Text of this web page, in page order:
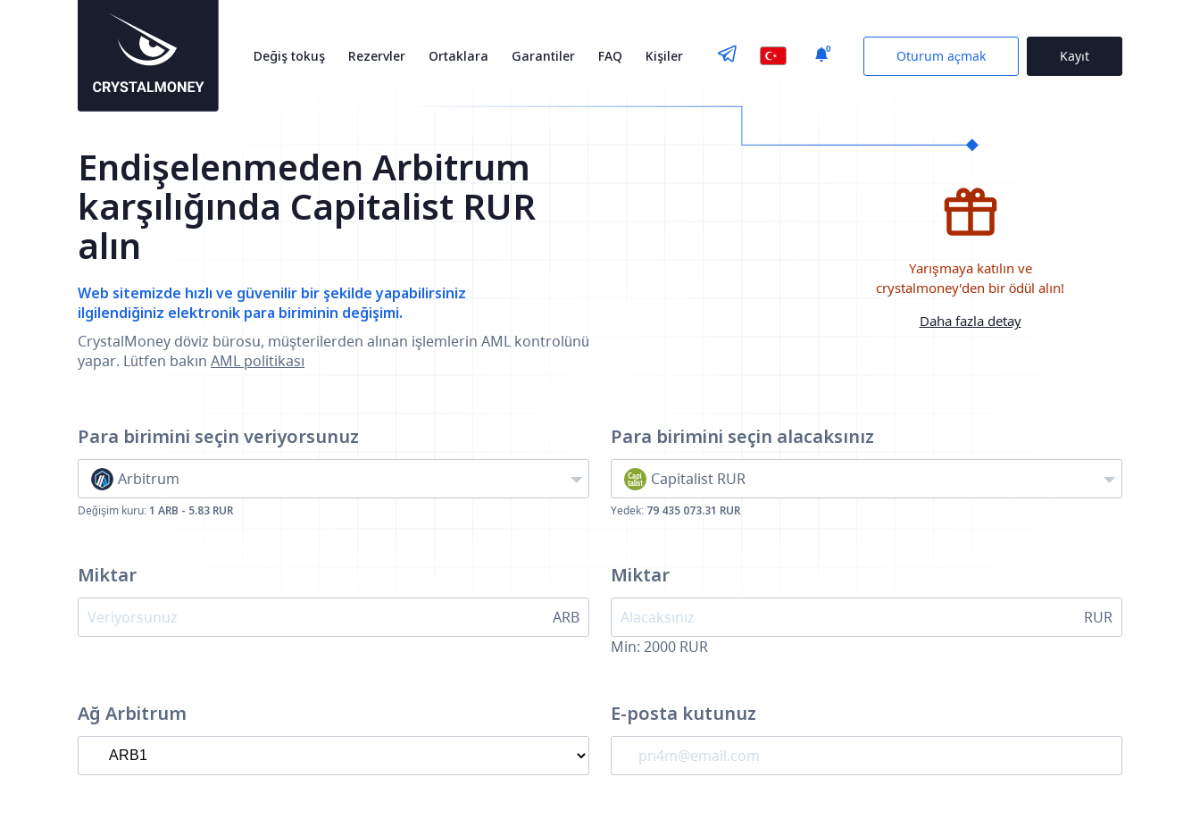
Değiş tokuş Rezervler Ortaklara Garantiler FAQ Kişiler 0 Oturum açmak Kayıt
Endişelenmeden Arbitrum
karşılığında Capitalist RUR
alın
Web sitemizde hızlı ve güvenilir bir şekilde yapabilirsiniz
ilgilendiğiniz elektronik para biriminin değişimi.
CrystalMoney döviz bürosu, müşterilerden alınan işlemlerin AML kontrolünü
yapar. Lütfen bakın AML politikası
Yarışmaya katılın ve
crystalmoney'den bir ödül alın!
Daha fazla detay
Para birimini seçin veriyorsunuz
Arbitrum
Değişim kuru: 1 ARB - 5.83 RUR
Miktar
ARB
Para birimini seçin alacaksınız
Capitalist RUR
Yedek: 79 435 073.31 RUR
Miktar
RUR
Min: 2000 RUR
Ağ Arbitrum E-posta kutunuz